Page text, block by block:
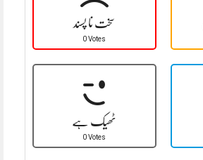
سخت نا پسند
0 Votes
ٹھیک ہے
0 Votes